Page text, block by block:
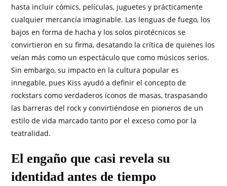
hasta incluir cómics, películas, juguetes y prácticamente
cualquier mercancía imaginable. Las lenguas de fuego, los
bajos en forma de hacha y los solos pirotécnicos se
convirtieron en su firma, desatando la crítica de quienes los
veían más como un espectáculo que como músicos serios.
Sin embargo, su impacto en la cultura popular es
innegable, pues Kiss ayudó a definir el concepto de
rockstars como verdaderos íconos de masas, traspasando
las barreras del rock y convirtiéndose en pioneros de un
estilo de vida marcado tanto por el exceso como por la
teatralidad.
El engaño que casi revela su
identidad antes de tiempo